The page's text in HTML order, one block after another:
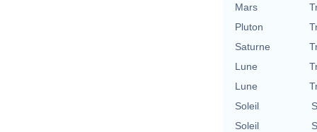
Mars
Pluton
Saturne
Lune
Lune
Soleil
Soleil